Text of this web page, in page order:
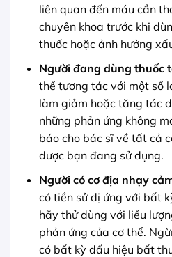
liên quan đến máu cần
chuyên khoa trước khi
thuốc hoặc ảnh hưởng
Người đang dùng thuốc
thể tương tác với một số
làm giảm hoặc tăng tác
những phản ứng không
báo cho bác sĩ về tất cả
dược bạn đang sử dụng.
Người có cơ địa nhạy
có tiền sử dị ứng với bất
hãy thử dùng với liều
phản ứng của cơ thể.
có bất kỳ dấu hiệu bất